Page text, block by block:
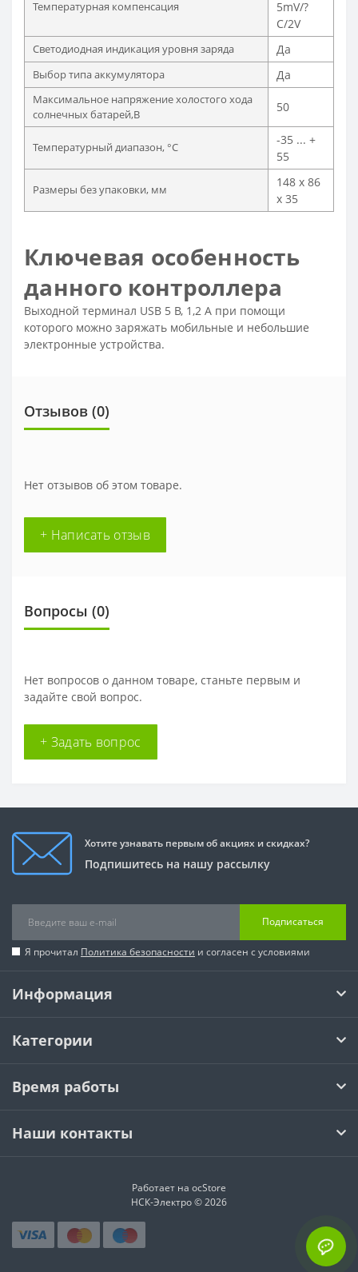
Температурная компенсация
5mV/?
C/2V
Светодиодная индикация уровня заряда Да
Выбор типа аккумулятора Да
Максимальное напряжение холостого хода
солнечных батарей,В
50
Температурный диапазон, °C
-35 ... +
55
Размеры без упаковки, мм
148 x 86
x 35
Ключевая особенность
данного контроллера
Выходной терминал USB 5 В, 1,2 А при помощи
которого можно заряжать мобильные и небольшие
электронные устройства.
Отзывов (0)
Нет отзывов об этом товаре.
+ Написать отзыв
Вопросы (0)
Нет вопросов о данном товаре, станьте первым и
задайте свой вопрос.
+ Задать вопрос
Хотите узнавать первым об акциях и скидках?
Подпишитесь на нашу рассылку
Подписаться
Я прочитал Политика безопасности и согласен с условиями
Информация
Категории
Время работы
Наши контакты
Работает на ocStore
НСК-Электро © 2026